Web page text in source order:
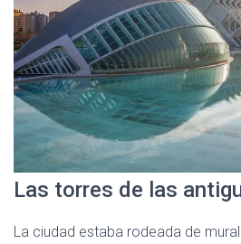
Las torres de las
La ciudad estaba rodeada de